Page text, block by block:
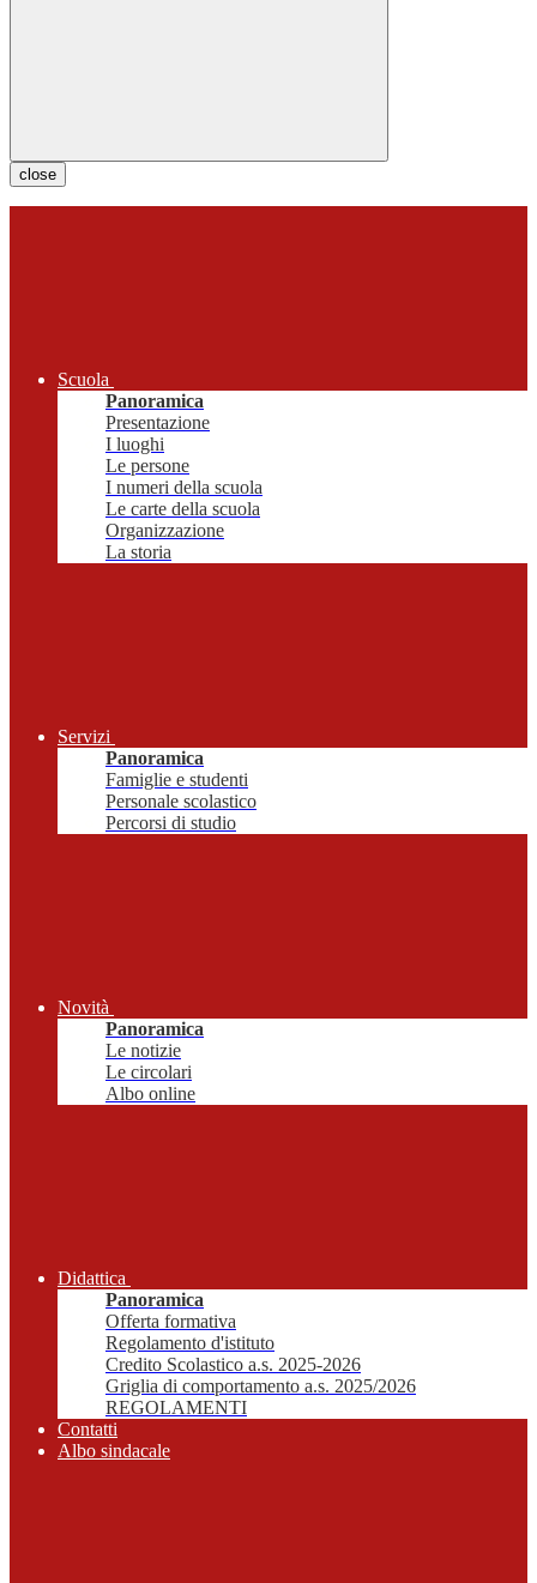
close
Scuola
Panoramica
Presentazione
I luoghi
Le persone
I numeri della scuola
Le carte della scuola
Organizzazione
La storia
Servizi
Panoramica
Famiglie e studenti
Personale scolastico
Percorsi di studio
Novità
Panoramica
Le notizie
Le circolari
Albo online
Didattica
Panoramica
Offerta formativa
Regolamento d'istituto
Credito Scolastico a.s. 2025-2026
Griglia di comportamento a.s. 2025/2026
REGOLAMENTI
Contatti
Albo sindacale